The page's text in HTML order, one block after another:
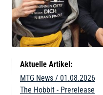
Aktuelle Artikel:
MTG News / 01.08.2026
The Hobbit - Prerelease